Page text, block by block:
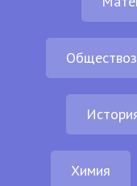
Химия